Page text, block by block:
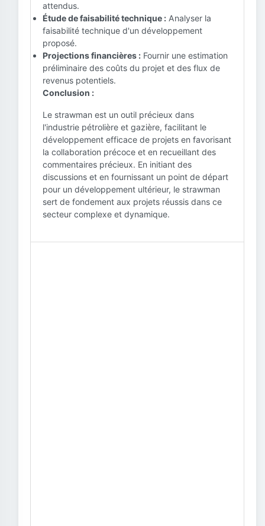
attendus.
Étude de faisabilité technique : Analyser la
faisabilité technique d'un développement
proposé.
Projections financières : Fournir une estimation
préliminaire des coûts du projet et des flux de
revenus potentiels.
Conclusion :
Le strawman est un outil précieux dans
l'industrie pétrolière et gazière, facilitant le
développement efficace de projets en favorisant
la collaboration précoce et en recueillant des
commentaires précieux. En initiant des
discussions et en fournissant un point de départ
pour un développement ultérieur, le strawman
sert de fondement aux projets réussis dans ce
secteur complexe et dynamique.